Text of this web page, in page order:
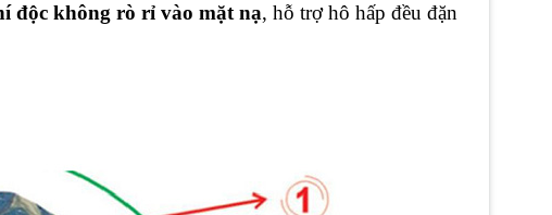
độc không rò rỉ vào mặt nạ, hỗ trợ hô hấp đều đặn